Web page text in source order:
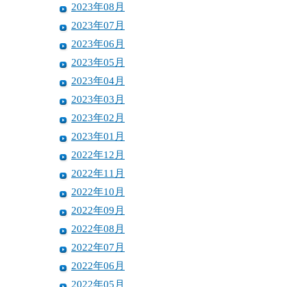
2023年08月
2023年07月
2023年06月
2023年05月
2023年04月
2023年03月
2023年02月
2023年01月
2022年12月
2022年11月
2022年10月
2022年09月
2022年08月
2022年07月
2022年06月
2022年05月